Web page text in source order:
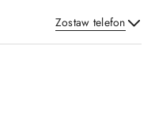
Zostaw telefon